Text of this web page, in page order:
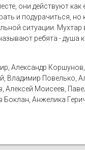
они действуют
и подурачиться,
ситуации.
ребята - душа
Александр
Владимир Повелько,
Алексей Моисеев,
Анжелика